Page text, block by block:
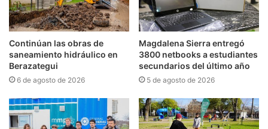
Continúan las obras de
saneamiento hidráulico en
Berazategui
6 de agosto de 2026
Magdalena Sierra entregó
3800 netbooks a estudiantes
secundarios del último año
5 de agosto de 2026